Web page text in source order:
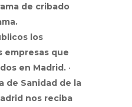
de cribado
los
empresas que
en Madrid. •
de Sanidad de la
nos reciba